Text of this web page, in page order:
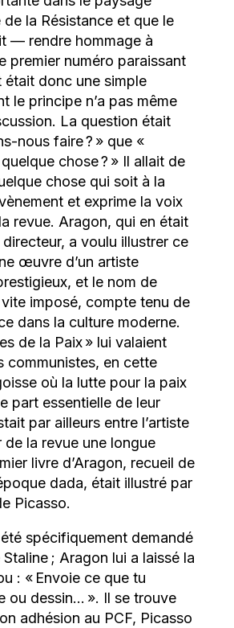
de la Résistance et que le
— rendre hommage à
premier numéro paraissant
était donc une simple
le principe n’a pas même
La question était
nous faire ? » que «
chose ? » Il allait de
chose qui soit à la
et exprime la voix
revue. Aragon, qui en était
a voulu illustrer ce
œuvre d’un artiste
et le nom de
vite imposé, compte tenu de
dans la culture moderne.
de la Paix » lui valaient
communistes, en cette
où la lutte pour la paix
part essentielle de leur
par ailleurs entre l’artiste
de la revue une longue
livre d’Aragon, recueil de
dada, était illustré par
Picasso.
spécifiquement demandé
; Aragon lui a laissé la
: « Envoie ce que tu
ou dessin… ». Il se trouve
adhésion au PCF, Picasso